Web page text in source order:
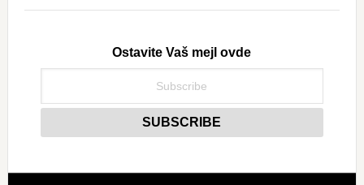
Ostavite Vaš mejl ovde